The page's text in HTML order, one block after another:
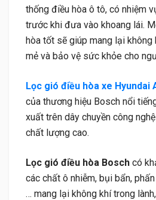
thống điều hòa ô tô, có nhiệm
trước khi đưa vào khoang lái.
hòa tốt sẽ giúp mang lại không
mẻ và bảo vệ sức khỏe cho
Lọc gió điều hòa xe Hyundai
của thương hiệu Bosch nổi
xuất trên dây chuyền công
chất lượng cao.
Lọc gió điều hòa Bosch có
các chất ô nhiễm, bụi bẩn,
… mang lại không khí trong